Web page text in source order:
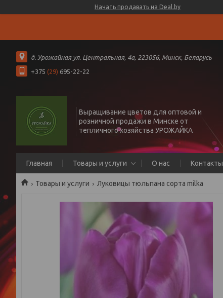
Начать продавать на Deal.by
д. Урожайная ул. Центральная, 4а, 223056, Минск, Беларусь
+375 (29) 695-22-22
Выращивание цветов для оптовой и
розничной продажи в Минске от
тепличного хозяйства УРОЖАЙКА
Главная Товары и услуги О нас Контакты
Товары и услуги Луковицы тюльпана сорта milka